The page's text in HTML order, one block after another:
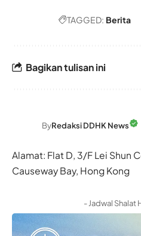
TAGGED: Berita
Bagikan tulisan ini
ByRedaksi DDHK News
Alamat: Flat D, 3/F Lei Shun
Causeway Bay, Hong Kong
- Jadwal Shalat